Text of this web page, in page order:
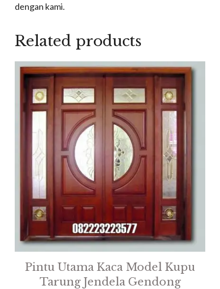
dengan kami.
Related products
Pintu Utama Kaca Model Kupu
Tarung Jendela Gendong